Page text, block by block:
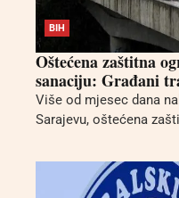
BIH
Oštećena zaštitna
sanaciju: Građani
Više od mjesec dana
Sarajevu, oštećena